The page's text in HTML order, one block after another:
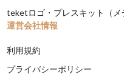
teketロゴ・プレスキット（メ
運営会社情報
利用規約
プライバシーポリシー